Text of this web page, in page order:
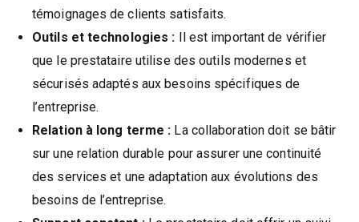
témoignages de clients satisfaits.
Outils et technologies : Il est important de vérifier
que le prestataire utilise des outils modernes et
sécurisés adaptés aux besoins spécifiques de
l’entreprise.
Relation à long terme : La collaboration doit se bâtir
sur une relation durable pour assurer une continuité
des services et une adaptation aux évolutions des
besoins de l’entreprise.